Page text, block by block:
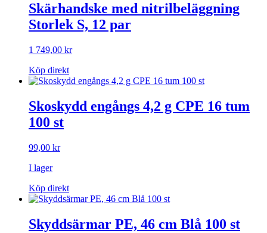
Skärhandske med nitrilbeläggning
Storlek S, 12 par
1 749,00 kr
Köp direkt
Skoskydd engångs 4,2 g CPE 16 tum
100 st
99,00 kr
I lager
Köp direkt
Skyddsärmar PE, 46 cm Blå 100 st